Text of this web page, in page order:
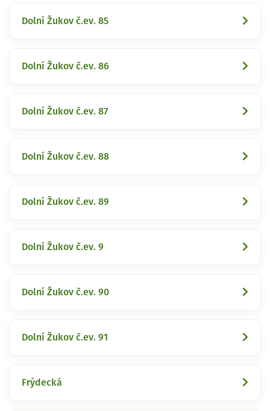
Dolní Žukov č.ev. 85
Dolní Žukov č.ev. 86
Dolní Žukov č.ev. 87
Dolní Žukov č.ev. 88
Dolní Žukov č.ev. 89
Dolní Žukov č.ev. 9
Dolní Žukov č.ev. 90
Dolní Žukov č.ev. 91
Frýdecká